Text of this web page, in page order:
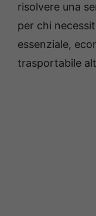
risolvere una
per chi
essenziale,
trasportabile